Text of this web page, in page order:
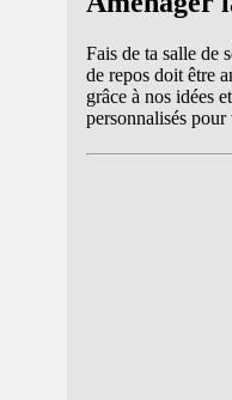
Fais de ta salle de
de repos doit être
grâce à nos idées
personnalisés pour